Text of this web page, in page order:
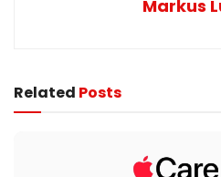
Markus
Related Posts